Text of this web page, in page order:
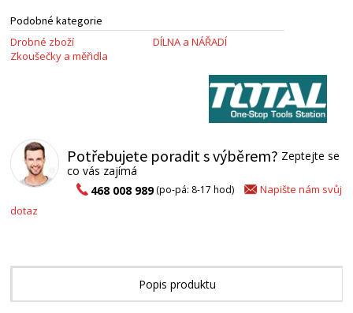
Podobné kategorie
Drobné zboží
Zkoušečky a měřidla
DÍLNA a NÁŘADÍ
Potřebujete poradit s výběrem? Zeptejte se
co vás zajímá
468 008 989(po-pá: 8-17 hod)
Napište nám svůj
dotaz
Popis produktu